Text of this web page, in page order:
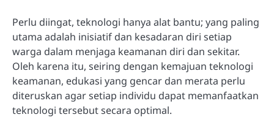
Perlu diingat, teknologi hanya alat bantu; yang paling
utama adalah inisiatif dan kesadaran diri setiap
warga dalam menjaga keamanan diri dan sekitar.
Oleh karena itu, seiring dengan kemajuan teknologi
keamanan, edukasi yang gencar dan merata perlu
diteruskan agar setiap individu dapat memanfaatkan
teknologi tersebut secara optimal.